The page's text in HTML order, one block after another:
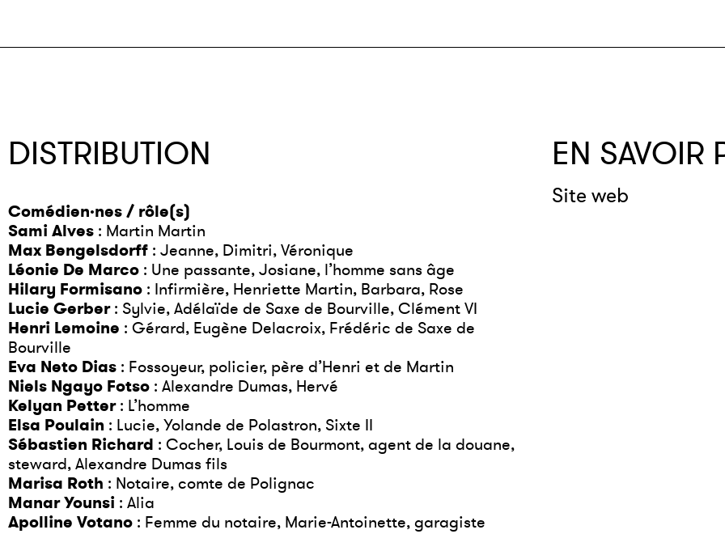
DISTRIBUTION
Comédien·nes / rôle(s)
Sami Alves : Martin Martin
Max Bengelsdorff : Jeanne, Dimitri, Véronique
Léonie De Marco : Une passante, Josiane, l’homme sans âge
Hilary Formisano : Infirmière, Henriette Martin, Barbara, Rose
Lucie Gerber: Sylvie, Adélaïde de Saxe de Bourville, Clément VI
Henri Lemoine : Gérard, Eugène Delacroix, Frédéric de Saxe de
Bourville
Eva Neto Dias : Fossoyeur, policier, père d’Henri et de Martin
Niels Ngayo Fotso : Alexandre Dumas, Hervé
Kelyan Petter: L’homme
Elsa Poulain : Lucie, Yolande de Polastron, Sixte II
Sébastien Richard : Cocher, Louis de Bourmont, agent de la douane,
steward, Alexandre Dumas fils
Marisa Roth : Notaire, comte de Polignac
Manar Younsi : Alia
Apolline Votano : Femme du notaire, Marie-Antoinette, garagiste
EN SAVOIR
Site web